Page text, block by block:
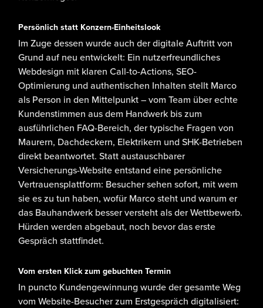
Persönlich statt Konzern-Einheitslook
Im Zuge dessen wurde auch derdigitale Auftrittvon
Grund auf neu entwickelt: Ein nutzerfreundliches
Webdesign mit klaren Call-to-Actions,SEO-
Optimierung und authentischen Inhalten stellt Marco
als Person in den Mittelpunkt – vom Team über echte
Kundenstimmen aus dem Handwerk bis zum
ausführlichen FAQ-Bereich, der typische Fragen von
Maurern, Dachdeckern, Elektrikern und SHK-Betrieben
direkt beantwortet. Statt austauschbarer
Versicherungs-Website entstand eine persönliche
Vertrauensplattform: Besucher sehen sofort, mit wem
sie es zu tun haben, wofür Marco steht und warum er
das Bauhandwerk besser versteht als der Wettbewerb.
Hürden werden abgebaut, noch bevor das erste
Gespräch stattfindet.
Vom ersten Klick zum gebuchten Termin
In puncto Kundengewinnung wurde der gesamte Weg
vom Website-Besucher zum Erstgespräch digitalisiert: